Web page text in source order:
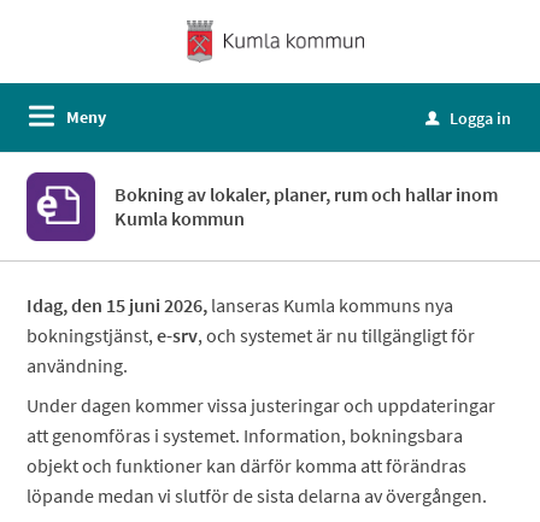
Meny u Logga in
Bokning av lokaler, planer, rum och hallar inom
Kumla kommun
Idag, den 15 juni 2026, lanseras Kumla kommuns nya
bokningstjänst,e-srv, och systemet är nu tillgängligt för
användning.
Under dagen kommer vissa justeringar och uppdateringar
att genomföras i systemet. Information, bokningsbara
objekt och funktioner kan därför komma att förändras
löpande medan vi slutför de sista delarna av övergången.